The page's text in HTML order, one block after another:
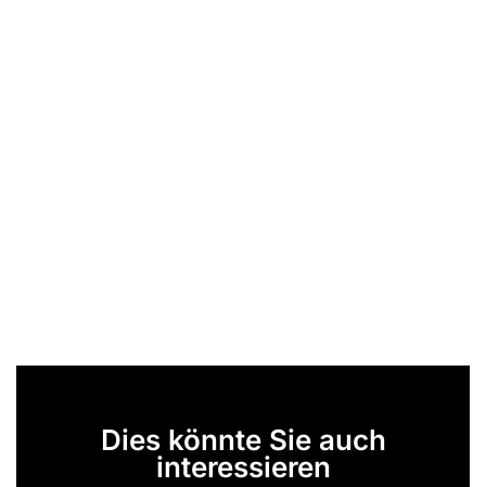
Dies könnte Sie auch
interessieren